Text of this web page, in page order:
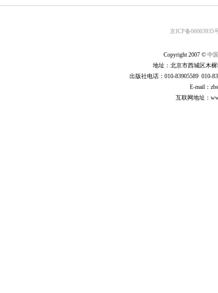
京ICP备06003935
Copyright 2007 © 中
地址：北京市西城区木
出版社电话：010-83905589 010-
E-mail：
互联网地址：